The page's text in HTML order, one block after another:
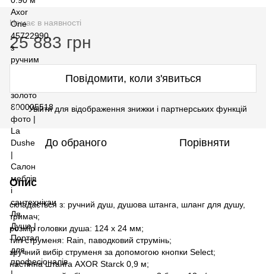
Немає в наявності
25 883 грн
Повідомити, коли з'явиться
% Увійти для відображення знижки і партнерських функцій
До обраного Порівняти
Опис
складається з: ручний душ, душова штанга, шланг для душу,
тримач;
розмір головки душа: 124 x 24 мм;
тип струменя: Rain, паводковий струмінь;
зручний вибір струменя за допомогою кнопки Select;
настінна штанга AXOR Starck 0,9 м;